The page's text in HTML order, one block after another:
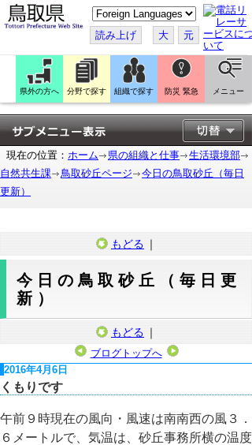
こ
の
ペ
ー
ジ
翻
訳
す
る
読み上げ 大 元
県外の方へ 分野で探す 組織で探す 防災 緊急 メニュー
現在の位置： ホーム 県の組織と仕事
生活環境部
自然共生課
鳥取砂丘ページ
今日の鳥取砂丘（毎日
更新）
もどる ｜
今日の鳥取砂丘（毎日更
新）
もどる ｜
ブログトップへ
2016年4月6日
くもりです
午前９時現在の風向・風速は南南西の風３．
６メートルで、気温は、砂丘事務所横の温度